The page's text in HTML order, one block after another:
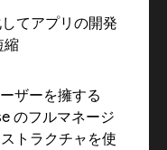
てアプリの開発
縮
ザーを擁する
のフルマネージ
トラクチャを使